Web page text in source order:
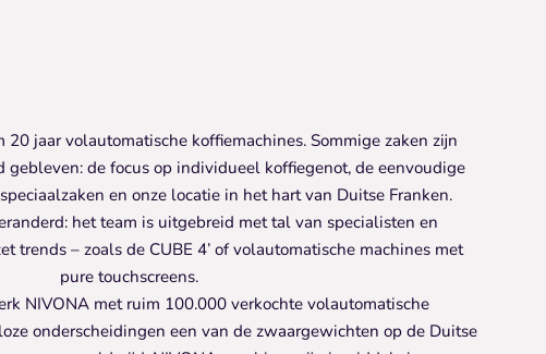
jaar volautomatische koffiemachines. Sommige zaken zijn
gebleven: de focus op individueel koffiegenot, de eenvoudige
en onze locatie in het hart van Duitse Franken.
het team is uitgebreid met tal van specialisten en
trends – zoals de CUBE 4’ of volautomatische machines met
pure touchscreens.
NIVONA met ruim 100.000 verkochte volautomatische
onderscheidingen een van de zwaargewichten op de Duitse